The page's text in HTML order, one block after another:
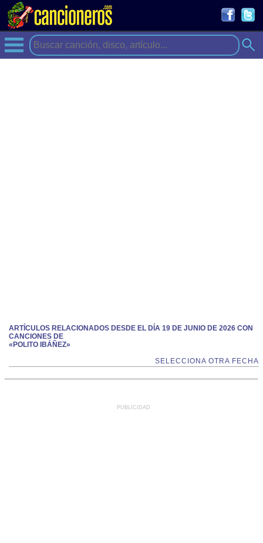
ARTÍCULOS RELACIONADOS DESDE EL DÍA 19 DE JUNIO DE 2026 CON
CANCIONES DE
«POLITO IBÁÑEZ»
SELECCIONA OTRA FECHA
PUBLICIDAD